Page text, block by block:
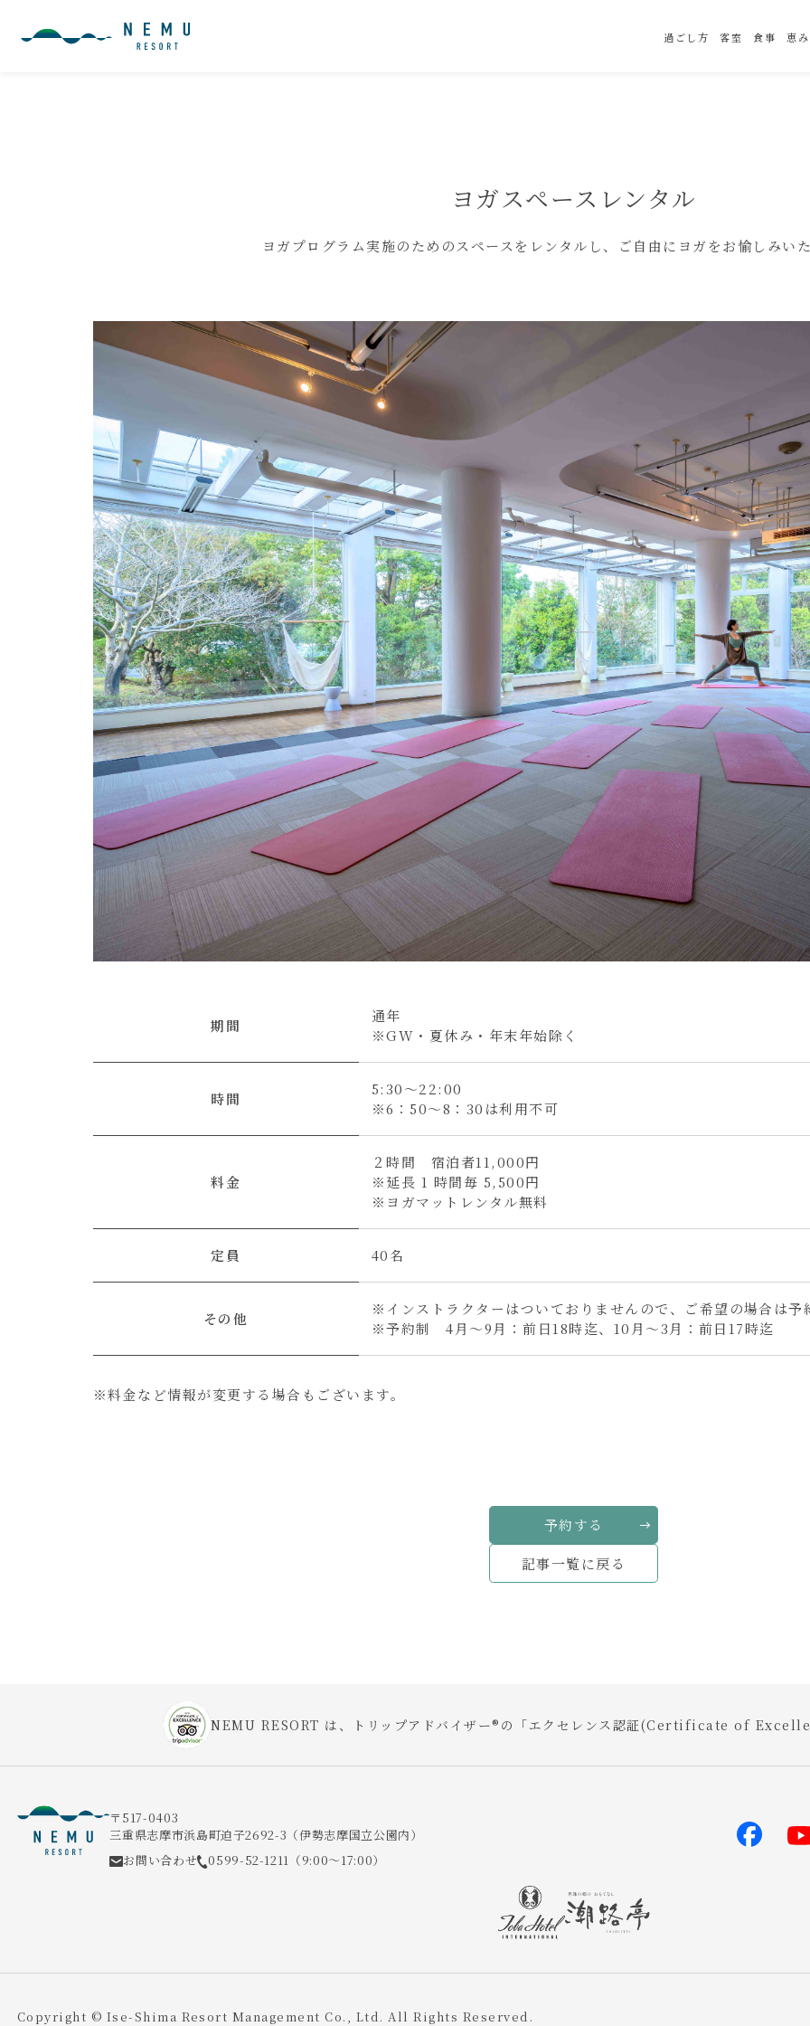
過ごし方 客室 食事 恵
ヨガスペースレンタル
ヨガプログラム実施のためのスペースをレンタルし、ご自由にヨガをお愉しみい
期間
通年
※GW・夏休み・年末年始除く
時間
5:30～22:00
※6：50～8：30は利用不可
料金
２時間 宿泊者11,000円
※延長 1 時間毎 5,500円
※ヨガマットレンタル無料
定員 40名
その他
※インストラクターはついておりませんので、ご希望の場合は
※予約制 4月～9月：前日18時迄、10月～3月：前日17時迄
※料金など情報が変更する場合もございます。
予約する
記事一覧に戻る
NEMU RESORT は、トリップアドバイザー®の「エクセレンス認証(Certificate of
〒517-0403
三重県志摩市浜島町迫子2692-3 （伊勢志摩国立公園内）
お問い合わせ
0599-52-1211 （9:00～17:00）
Copyright © Ise-Shima Resort Management Co., Ltd. All Rights Reserved.